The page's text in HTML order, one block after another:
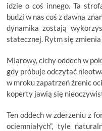
idzie o coś innego. Ta
budzi w nas coś z dawna
dynamika zostają
statecznej. Rytm się
Miarowy, cichy oddech w
gdy próbuje odczytać
w mroku zapatrzeń źrenic
koperty jawią się
Ten oddech w zderzeniu z
ociemniałych”, tyle